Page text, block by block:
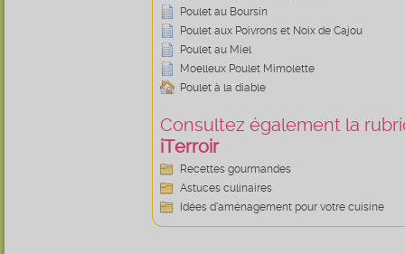
Poulet au Boursin
Poulet aux Poivrons et Noix de Cajou
Poulet au Miel
Moelleux Poulet Mimolette
Poulet à la diable
Consultez également la
iTerroir
Recettes gourmandes
Astuces culinaires
Idées d’aménagement pour votre cuisine